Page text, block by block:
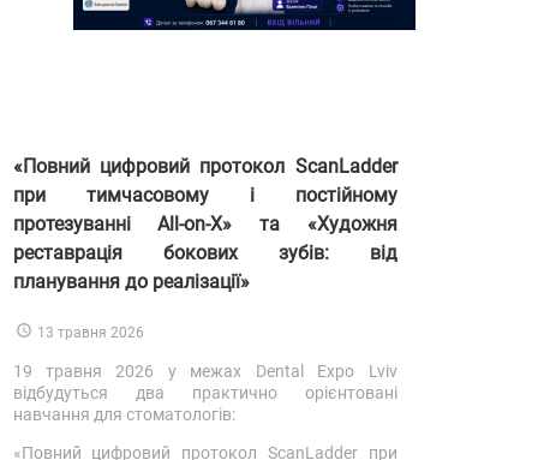
«Повний цифровий протокол ScanLadder
при тимчасовому і постійному
протезуванні All-on-X» та «Художня
реставрація бокових зубів: від
планування до реалізації»
13 травня 2026
19 травня 2026 у межах Dental Expo Lviv
відбудуться два практично орієнтовані
навчання для стоматологів:
«Повний цифровий протокол ScanLadder при